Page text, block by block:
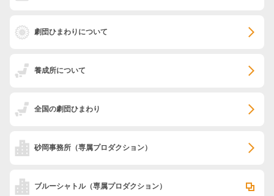
劇団ひまわりについて
養成所について
全国の劇団ひまわり
砂岡事務所 （専属プロダクション）
ブルーシャトル（専属プロダクション）